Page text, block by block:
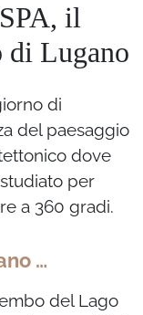
il
di Lugano
di
del paesaggio
dove
per
a 360 gradi.
…
del Lago